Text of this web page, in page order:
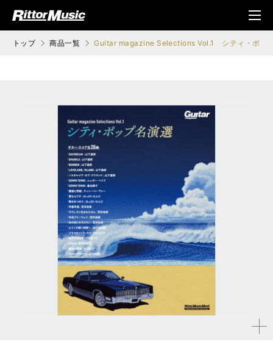
ジック (Rittor Musi
メニ
ュ
トップ 商品一覧 Guitar magazine Selections Vol.1 シティ・ポッ
拡大す